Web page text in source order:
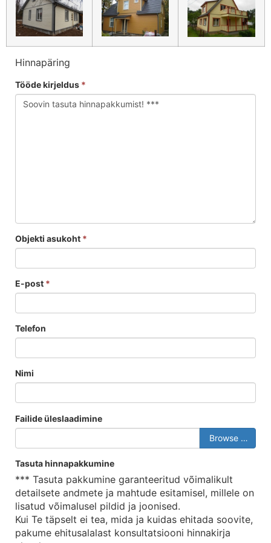
Hinnapäring
Tööde kirjeldus *
Objekti asukoht *
E-post *
Telefon
Nimi
Failide üleslaadimine
Browse …
Tasuta hinnapakkumine
*** Tasuta pakkumine garanteeritud võimalikult
detailsete andmete ja mahtude esitamisel, millele on
lisatud võimalusel pildid ja joonised.
Kui Te täpselt ei tea, mida ja kuidas ehitada soovite,
pakume ehitusalalast konsultatsiooni hinnakirja